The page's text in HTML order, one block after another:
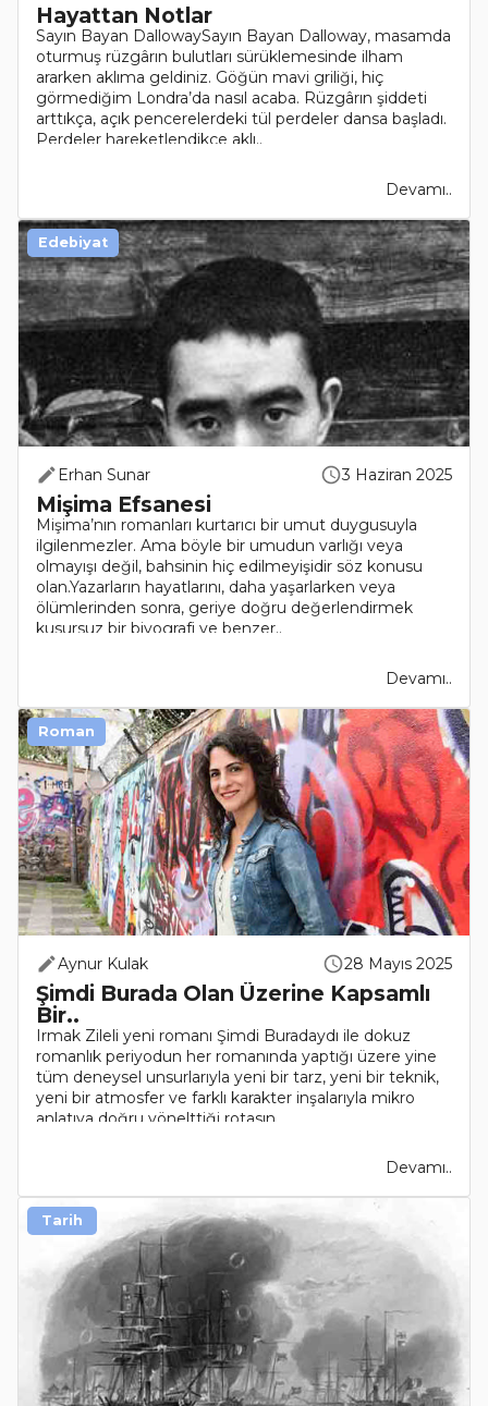
Hayattan Notlar
Sayın Bayan DallowaySayın Bayan Dalloway, masamda
oturmuş rüzgârın bulutları sürüklemesinde ilham
ararken aklıma geldiniz. Göğün mavi griliği, hiç
görmediğim Londra’da nasıl acaba. Rüzgârın şiddeti
arttıkça, açık pencerelerdeki tül perdeler dansa başladı.
Perdeler hareketlendikçe aklı..
Devamı..
Erhan Sunar 3 Haziran 2025
Mişima Efsanesi
Mişima’nın romanları kurtarıcı bir umut duygusuyla
ilgilenmezler. Ama böyle bir umudun varlığı veya
olmayışı değil, bahsinin hiç edilmeyişidir söz konusu
olan.Yazarların hayatlarını, daha yaşarlarken veya
ölümlerinden sonra, geriye doğru değerlendirmek
kusursuz bir biyografi ve benzer..
Devamı..
Edebiyat
Aynur Kulak 28 Mayıs 2025
Şimdi Burada Olan Üzerine Kapsamlı
Bir..
Irmak Zileli yeni romanı Şimdi Buradaydı ile dokuz
romanlık periyodun her romanında yaptığı üzere yine
tüm deneysel unsurlarıyla yeni bir tarz, yeni bir teknik,
yeni bir atmosfer ve farklı karakter inşalarıyla mikro
anlatıya doğru yönelttiği rotasın..
Devamı..
Roman
Tarih